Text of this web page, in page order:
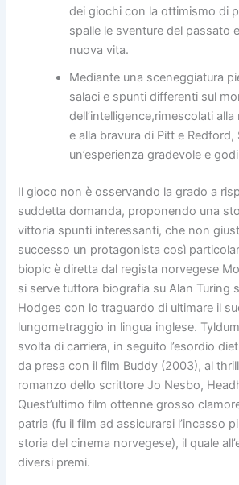
dei giochi con la ottimismo di
spalle le sventure del passato
nuova vita.
Mediante una sceneggiatura
salaci e spunti differenti sul
dell’intelligence,rimescolati
e alla bravura di Pitt e
un’esperienza gradevole e
Il gioco non è osservando la grado a
suddetta domanda, proponendo una
vittoria spunti interessanti, che non
successo un protagonista così
biopic è diretta dal regista norvegese
si serve tuttora biografia su Alan Turing
Hodges con lo traguardo di ultimare il
lungometraggio in lingua inglese.
svolta di carriera, in seguito l’esordio
da presa con il film Buddy (2003), al
romanzo dello scrittore Jo Nesbo,
Quest’ultimo film ottenne grosso
patria (fu il film ad assicurarsi l’incasso
storia del cinema norvegese), il quale
diversi premi.